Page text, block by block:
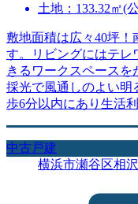
土地：133.32㎡(
敷地面積は広々40坪
す。リビングにはテレ
きるワークスペース
採光で風通しのよい明
歩6分以内にあり生活
中古戸建
横浜市瀬谷区相